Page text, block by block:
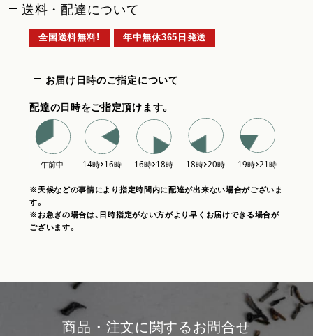
送料・配達について
全国送料無料！ 年中無休365日発送
お届け日時のご指定について
配達の日時をご指定頂けます。
※天候などの事情により指定時間内に配達が出来ない場合がございま
す。
※お急ぎの場合は、日時指定がない方がより早くお届けできる場合が
ございます。
商品・注文に関するお問合せ